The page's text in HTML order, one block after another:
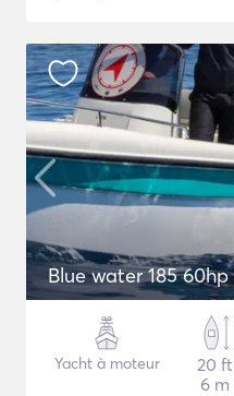
Blue water 185 60hp
Yacht à moteur
20 ft
6 m